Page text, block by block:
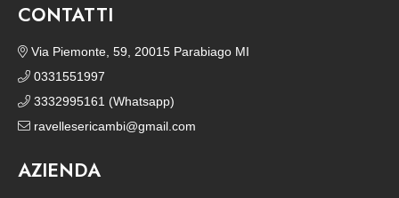
CONTATTI
Via Piemonte, 59, 20015 Parabiago MI
0331551997
3332995161 (Whatsapp)
ravellesericambi@gmail.com
AZIENDA